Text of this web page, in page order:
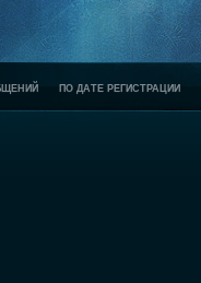
ПО ДАТЕ РЕГИСТРАЦИИ